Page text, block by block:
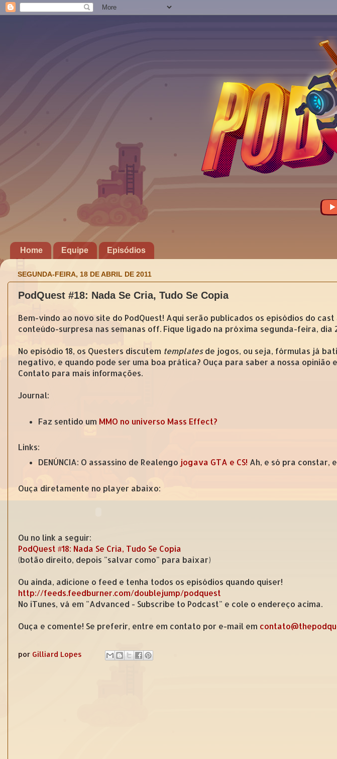
Home Equipe Episódios
SEGUNDA-FEIRA, 18 DE ABRIL DE 2011
PodQuest #18: Nada Se Cria, Tudo Se Copia
Bem-vindo ao novo site do PodQuest! Aqui serão publicados os episódios do
conteúdo-surpresa nas semanas off. Fique ligado na próxima segunda-feira, dia
No episódio 18, os Questers discutem templatesde jogos, ou seja, fórmulas já
negativo, e quando pode ser uma boa prática? Ouça para saber a nossa
Contato para mais informações.
Journal:
Faz sentido um MMO no universo Mass Effect?
Links:
DENÚNCIA: O assassino de Realengo jogava GTA e CS! Ah, e só pra constar,
Ouça diretamente no player abaixo:
Ou no link a seguir:
PodQuest #18: Nada Se Cria, Tudo Se Copia
(botão direito, depois "salvar como" para baixar)
Ou ainda, adicione o feed e tenha todos os episódios quando quiser!
http://feeds.feedburner.com/doublejump/podquest
No iTunes, vá em "Advanced - Subscribe to Podcast" e cole o endereço acima.
Ouça e comente! Se preferir, entre em contato por e-mail em
por Gilliard Lopes